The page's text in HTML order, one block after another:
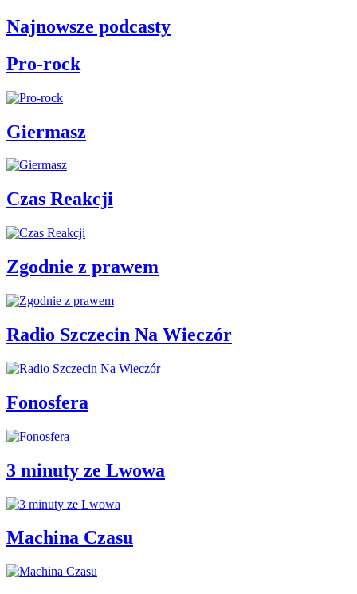
Najnowsze podcasty
Pro-rock
Giermasz
Czas Reakcji
Zgodnie z prawem
Radio Szczecin Na Wieczór
Fonosfera
3 minuty ze Lwowa
Machina Czasu